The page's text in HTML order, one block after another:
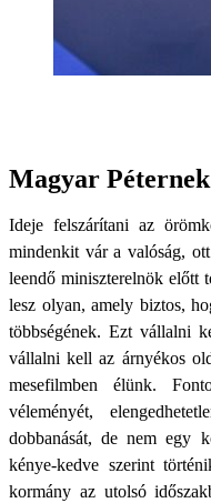
Magyar
Ideje felszárítani az
mindenkit vár a valóság,
leendő miniszterelnök előtt
lesz olyan, amely biztos,
többségének. Ezt vállalni
vállalni kell az árnyékos
mesefilmben élünk.
véleményét,
dobbanását, de nem egy
kénye-kedve szerint
kormány az utolsó